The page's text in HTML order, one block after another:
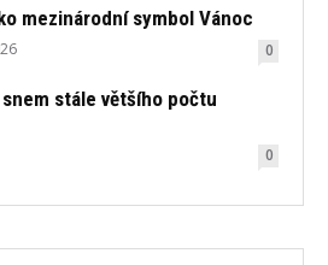
mezinárodní symbol Vánoc
0
stále většího počtu
0